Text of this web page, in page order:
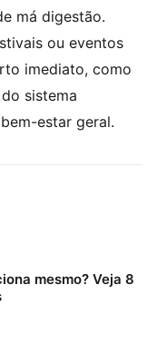
má digestão.
ou eventos
imediato, como
sistema
estar geral.
mesmo? Veja 8